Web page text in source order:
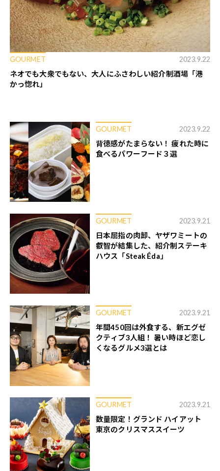
GOURMET 2023.9.22
ネオでも大衆でもない、大人にふさわしい紹介制酒場「港
かっ惚れ」
GOURMET 2023.9.22
背徳感がたまらない！ 疲れた時に
食べるパワーフード３選
GOURMET 2023.9.21
日本屈指の肉卸、ヤザワミートの
叡智が結集した、紹介制ステーキ
ハウス「Steak Éda」
GOURMET 2023.9.21
年間450回は外食する、新エグゼ
クティブ3人組！ 暑い時ほど恋し
くなるグルメ3選とは
GOURMET 2023.9.21
数量限定！グランド ハイアット
東京のクリスマススイーツ